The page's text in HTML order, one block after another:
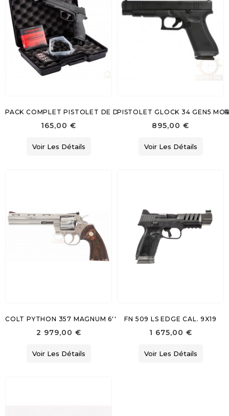
PACK COMPLET PISTOLET DE DÉFENSE T4E HDP 50 CO2
165,00 €
Voir Les Détails
PISTOLET GLOCK 34 GEN5
895,00 €
Voir Les Détails
COLT PYTHON 357 MAGNUM 6''
2 979,00 €
Voir Les Détails
FN 509 LS EDGE CAL. 9X19
1 675,00 €
Voir Les Détails